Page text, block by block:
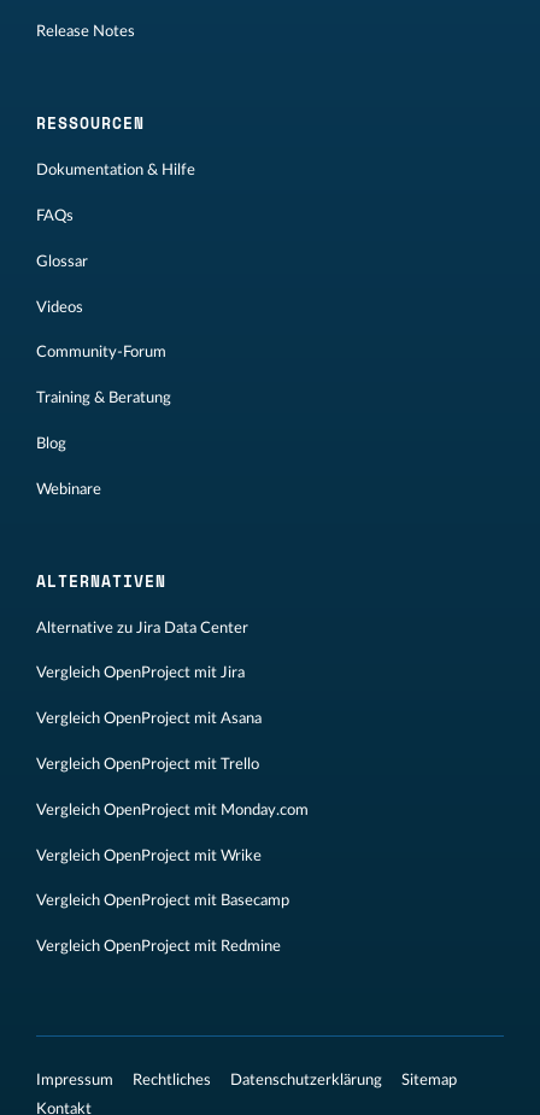
Release Notes
RESSOURCEN
Dokumentation & Hilfe
FAQs
Glossar
Videos
Community-Forum
Training & Beratung
Blog
Webinare
ALTERNATIVEN
Alternative zu Jira Data Center
Vergleich OpenProject mit Jira
Vergleich OpenProject mit Asana
Vergleich OpenProject mit Trello
Vergleich OpenProject mit Monday.com
Vergleich OpenProject mit Wrike
Vergleich OpenProject mit Basecamp
Vergleich OpenProject mit Redmine
Impressum Rechtliches Datenschutzerklärung
Sitemap
Kontakt